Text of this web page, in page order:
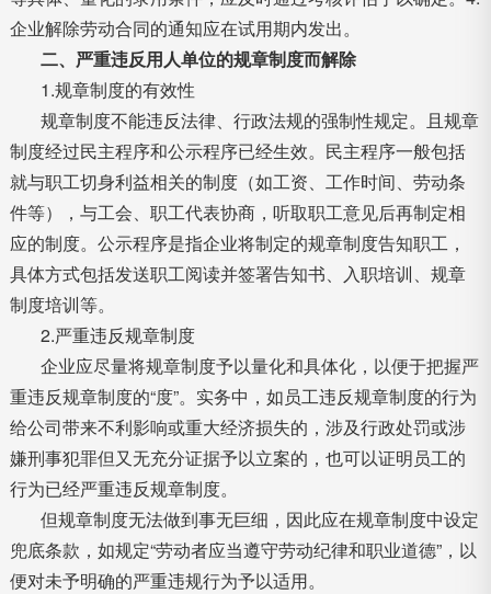
企业解除劳动合同的通知应在试用期内发出。
二、严重违反用人单位的规章制度而解除
1.规章制度的有效性
规章制度不能违反法律、行政法规的强制性规定。且规章
制度经过民主程序和公示程序已经生效。民主程序一般包括
就与职工切身利益相关的制度（如工资、工作时间、劳动条
件等），与工会、职工代表协商，听取职工意见后再制定相
应的制度。公示程序是指企业将制定的规章制度告知职工，
具体方式包括发送职工阅读并签署告知书、入职培训、规章
制度培训等。
2.严重违反规章制度
企业应尽量将规章制度予以量化和具体化，以便于把握严
重违反规章制度的“度”。实务中，如员工违反规章制度的行为
给公司带来不利影响或重大经济损失的，涉及行政处罚或涉
嫌刑事犯罪但又无充分证据予以立案的，也可以证明员工的
行为已经严重违反规章制度。
但规章制度无法做到事无巨细，因此应在规章制度中设定
兜底条款，如规定“劳动者应当遵守劳动纪律和职业道德”，以
便对未予明确的严重违规行为予以适用。